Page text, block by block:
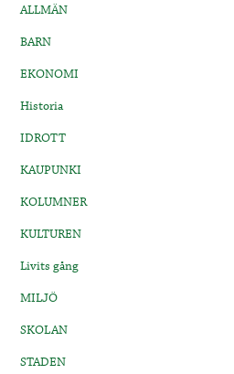
ALLMÄN
BARN
EKONOMI
Historia
IDROTT
KAUPUNKI
KOLUMNER
KULTUREN
Livits gång
MILJÖ
SKOLAN
STADEN